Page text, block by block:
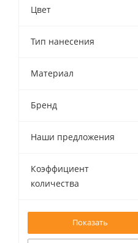
Цвет
Тип нанесения
Материал
Бренд
Наши предложения
Коэффициент
количества